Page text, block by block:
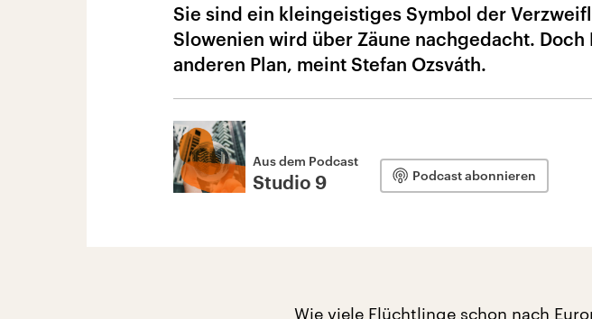
Sie sind ein kleingeistiges Symbol der
Slowenien wird über Zäune nachgedacht.
anderen Plan, meint Stefan Ozsváth.
Aus dem Podcast
Studio 9 Podcast abonnieren
Wie viele Flüchtlinge schon nach